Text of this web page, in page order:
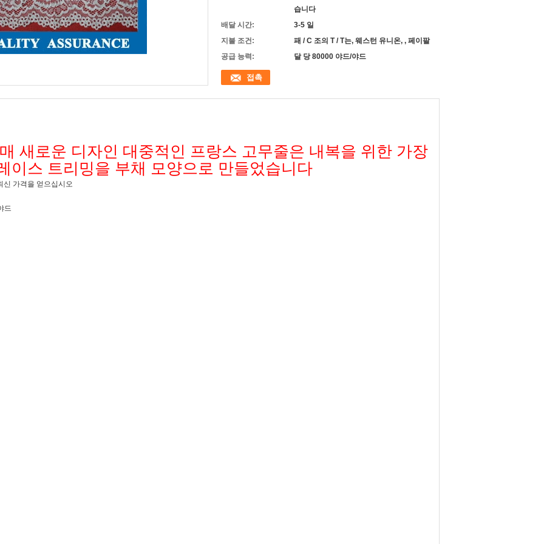
습니다
배달 시간:
3-5 일
지불 조건:
패 / C 조의 T / T는, 웨스턴 유니온, , 페이팔
공급 능력:
달 당 80000 야드/야드
접촉
새로운 디자인 대중적인 프랑스 고무줄은 내복을 위한 가장
이스 트리밍을 부채 모양으로 만들었습니다
신 가격을 얻으십시오
드